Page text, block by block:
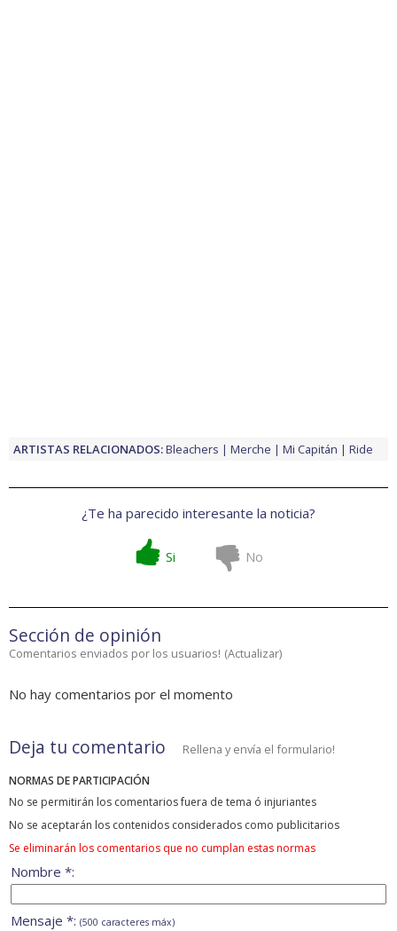
ARTISTAS RELACIONADOS:Bleachers Merche Mi Capitán Ride
¿Te ha parecido interesante la noticia?
Si No
Sección de opinión
Comentarios enviados por los usuarios! (Actualizar)
No hay comentarios por el momento
Deja tu comentario Rellena y envía el formulario!
NORMAS DE PARTICIPACIÓN
No se permitirán los comentarios fuera de tema ó injuriantes
No se aceptarán los contenidos considerados como publicitarios
Se eliminarán los comentarios que no cumplan estas normas
Nombre *:
Mensaje *: (500 caracteres máx)